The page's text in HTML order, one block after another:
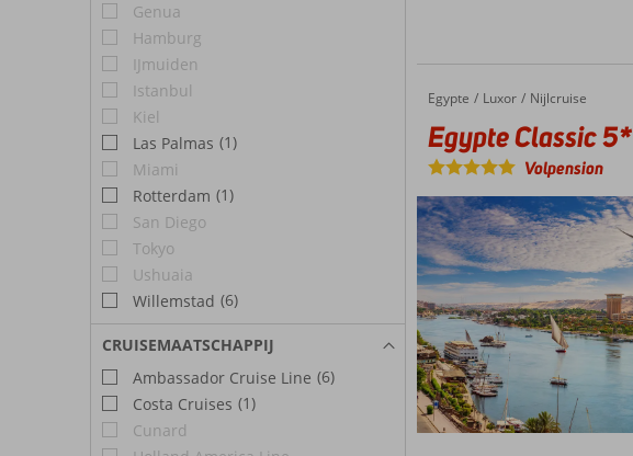
Genua
Hamburg
IJmuiden
Istanbul
Kiel
Las Palmas (1)
Miami
Rotterdam (1)
San Diego
Tokyo
Ushuaia
Willemstad (6)
CRUISEMAATSCHAPPIJ
Ambassador Cruise Line (6)
Costa Cruises (1)
Cunard
Home
Egypte Luxor Nijlcruise
Egypte Classic 5*
Egypte Classic 5*
Volpension